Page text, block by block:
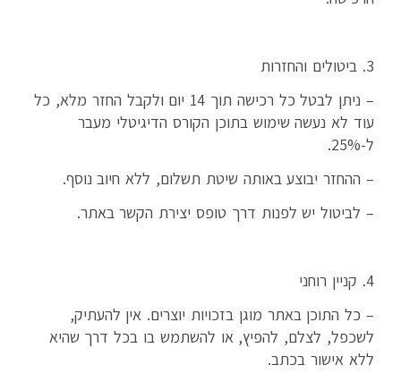
3. ביטולים והחזרות
– ניתן לבטל כל רכישה תוך 14 יום ולקבל החזר מלא, כל
עוד לא נעשה שימוש בתוכן הקורס הדיגיטלי מעבר
ל-25%.
– ההחזר יבוצע באותה שיטת תשלום, ללא חיוב נוסף.
– לביטול יש לפנות דרך טופס יצירת הקשר באתר.
4. קניין רוחני
– כל התוכן באתר מוגן בזכויות יוצרים. אין להעתיק,
לשכפל, לצלם, להפיץ, או להשתמש בו בכל דרך שהיא
ללא אישור בכתב.